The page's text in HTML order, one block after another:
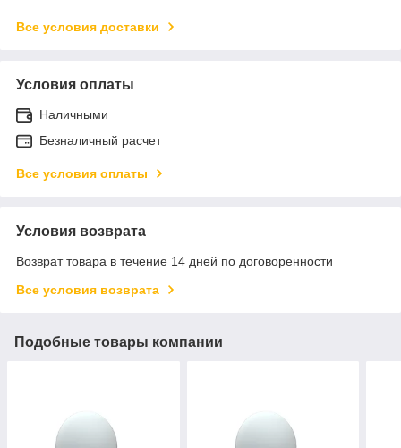
Все условия доставки
Условия оплаты
Наличными
Безналичный расчет
Все условия оплаты
Условия возврата
Возврат товара в течение 14 дней по договоренности
Все условия возврата
Подобные товары компании